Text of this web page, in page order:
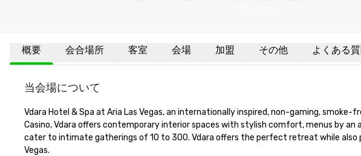
概要 会合場所 客室 会場 加盟 その他 よくある質
当会場について
Vdara Hotel & Spa at Aria Las Vegas, an internationally inspired, non-gaming,
Casino, Vdara offers contemporary interior spaces with stylish comfort, menus by
cater to intimate gatherings of 10 to 300. Vdara offers the perfect retreat while also
Vegas.